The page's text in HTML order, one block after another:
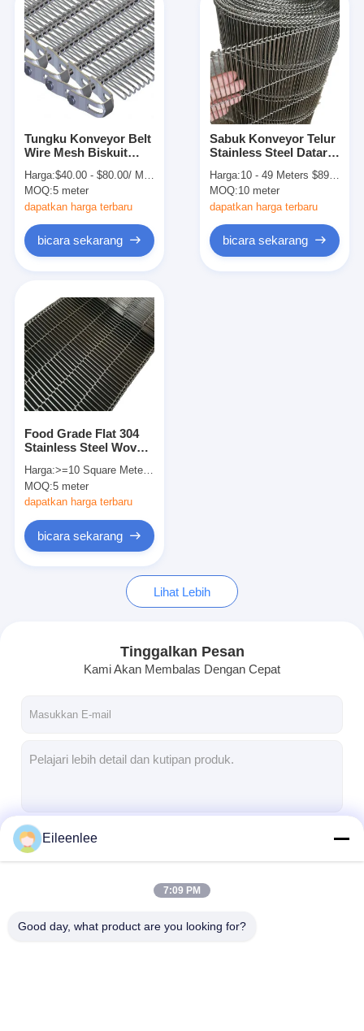
Kontrol kualitas
Hubungi kami
Sabuk jaring baja tahan karat
Jaring Kawat Spiral
Tungku Konveyor Belt
Wire Mesh Biskuit
Harga:$40.00 - $80.00/ Meter|10 Meter/Meters(Min. Order)
MOQ:5 meter
dapatkan harga terbaru
bicara sekarang
Sabuk Konveyor Telur
Stainless Steel Datar
Mesh
Harga:10 - 49 Meters $89.55， 50 - 99 Meters $74.62， 100 - 999 Meters $59.70， >=1000 Meters $44.78
MOQ:10 meter
dapatkan harga terbaru
bicara sekarang
Food Grade Flat 304
Stainless Steel Woven
Belt Untuk
Memanggang Roti
Harga:>=10 Square Meters $12.50
MOQ:5 meter
dapatkan harga terbaru
bicara sekarang
Lihat Lebih
Tinggalkan Pesan
Kami Akan Membalas Dengan Cepat
Eileenlee
7:09 PM
Good day, what product are you looking for?